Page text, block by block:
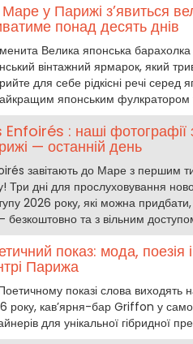
у Парижі з’явиться
понад десять днів
Велика японська
вінтажний ярмарок, який
для себе рідкісні речі
японським фулкратором
Enfoirés : наші фотографії
— останній день
завітають до Маре з першим
Три дні для прослуховування
2026 року, які можна
безкоштовно та з вільним
показ: мода, поезія
Парижа
показі слова
року, кав’ярня-бар Griffon у
для унікальної гібридної